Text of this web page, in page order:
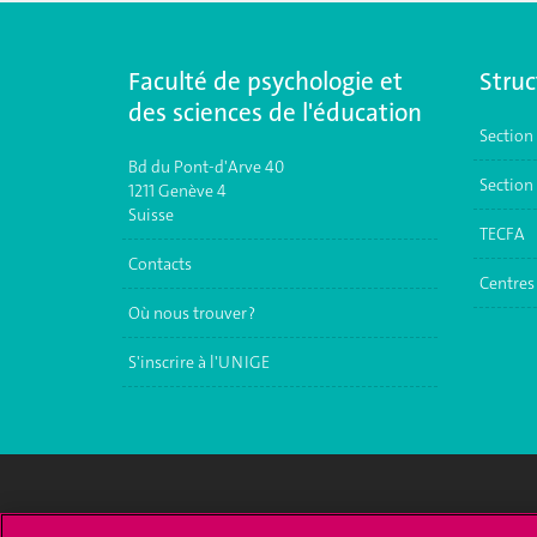
Faculté de psychologie et
des sciences de l'éducation
Bd du Pont-d'Arve 40
1211 Genève 4
Suisse
Contacts
Où nous trouver ?
S'inscrire à l'UNIGE
TECFA